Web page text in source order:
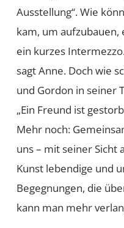
Ausstellung“. Wie
kam, um aufzubauen,
ein kurzes
sagt Anne. Doch wie
und Gordon in seiner
„Ein Freund ist
Mehr noch:
uns – mit seiner Sicht
Kunst lebendige und
Begegnungen, die
kann man mehr